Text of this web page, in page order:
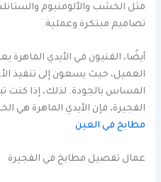
مثل الخشب والألومنيوم
تصاميم مبتكرة وعملية.
أيضًا، الفنيون في الأيدي الماهرة
العميل، حيث يسعون إلى تنفيذ
المساس بالجودة. لذلك، إذا
الفجيرة، فإن الأيدي الماهرة هي
مطابخ في العين
عمال تفصيل مطابخ في الفجيرة